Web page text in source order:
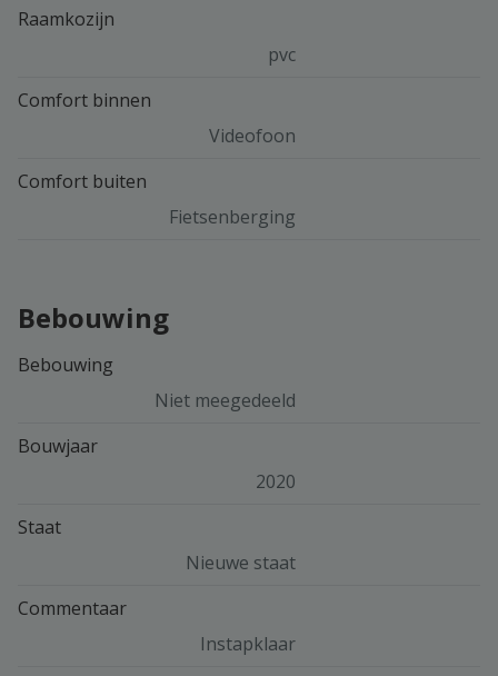
Raamkozijn
pvc
Comfort binnen
Videofoon
Comfort buiten
Fietsenberging
Bebouwing
Bebouwing
Niet meegedeeld
Bouwjaar
2020
Staat
Nieuwe staat
Commentaar
Instapklaar